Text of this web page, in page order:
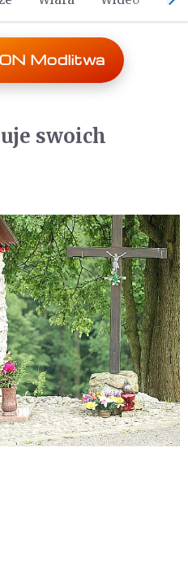
Modlitwa
swoich